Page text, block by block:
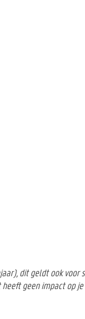
dit geldt ook voor
geen impact op je